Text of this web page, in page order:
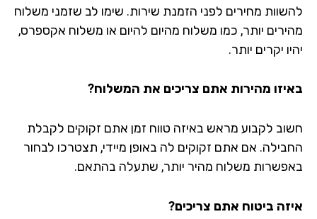
מחירים לפני הזמנת שירות. שימו לב שזמני משלוח
יותר, כמו משלוח מהיום להיום או משלוח אקספרס,
יקרים יותר.
מהירות אתם צריכים את המשלוח?
לקבוע מראש באיזה טווח זמן אתם זקוקים לקבלת
אם אתם זקוקים לה באופן מיידי, תצטרכו לבחור
משלוח מהיר יותר, שתעלה בהתאם.
ביטוח אתם צריכים?